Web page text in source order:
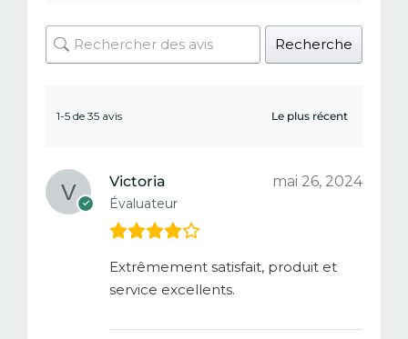
Recherche
1-5 de 35 avis
Victoria
Évaluateur
mai 26, 2024
Extrêmement satisfait, produit et
service excellents.